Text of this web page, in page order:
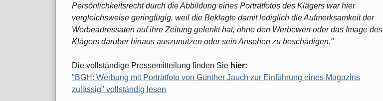
Persönlichkeitsrecht durch die Abbildung eines Porträtfotos des Klägers war hier
vergleichsweise geringfügig, weil die Beklagte damit lediglich die Aufmerksamkeit der
Werbeadressaten auf ihre Zeitung gelenkt hat, ohne den Werbewert oder das Image des
Klägers darüber hinaus auszunutzen oder sein Ansehen zu beschädigen."
Die vollständige Pressemitteilung finden Sie hier:
"BGH: Werbung mit Porträtfoto von Günther Jauch zur Einführung eines Magazins
zulässig" vollständig lesen